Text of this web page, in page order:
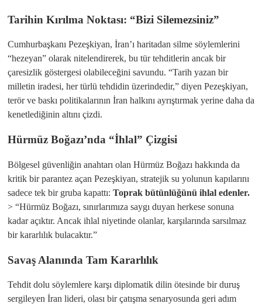
​Tarihin Kırılma Noktası: “Bizi Silemezsiniz”
​Cumhurbaşkanı Pezeşkiyan, İran’ı haritadan silme söylemlerini
“hezeyan” olarak nitelendirerek, bu tür tehditlerin ancak bir
çaresizlik göstergesi olabileceğini savundu. “Tarih yazan bir
milletin iradesi, her türlü tehdidin üzerindedir,” diyen Pezeşkiyan,
terör ve baskı politikalarının İran halkını ayrıştırmak yerine daha da
kenetlediğinin altını çizdi.
​Hürmüz Boğazı’nda “İhlal” Çizgisi
​Bölgesel güvenliğin anahtarı olan Hürmüz Boğazı hakkında da
kritik bir parantez açan Pezeşkiyan, stratejik su yolunun kapılarını
sadece tek bir gruba kapattı: Toprak bütünlüğünü ihlal edenler.
> “Hürmüz Boğazı, sınırlarımıza saygı duyan herkese sonuna
kadar açıktır. Ancak ihlal niyetinde olanlar, karşılarında sarsılmaz
bir kararlılık bulacaktır.”
​Savaş Alanında Tam Kararlılık
​Tehdit dolu söylemlere karşı diplomatik dilin ötesinde bir duruş
sergileyen İran lideri, olası bir çatışma senaryosunda geri adım